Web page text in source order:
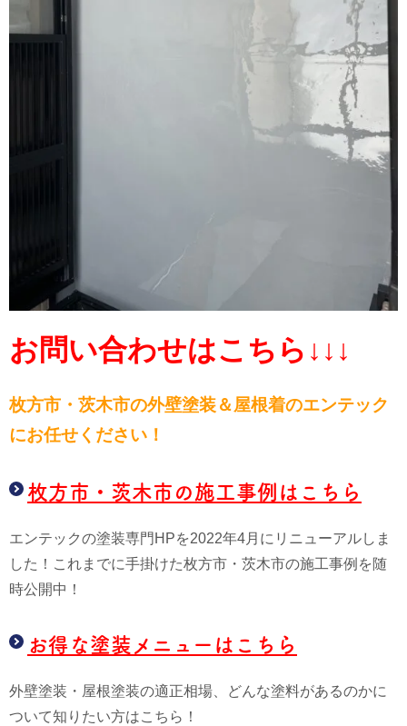
お問い合わせはこちら↓↓↓
枚方市・茨木市の外壁塗装＆屋根着のエンテック
にお任せください！
枚方市・茨木市の施工事例はこちら
エンテックの塗装専門HPを2022年4月にリニューアルしま
した！これまでに手掛けた枚方市・茨木市の施工事例を随
時公開中！
お得な塗装メニューはこちら
外壁塗装・屋根塗装の適正相場、どんな塗料があるのかに
ついて知りたい方はこちら！